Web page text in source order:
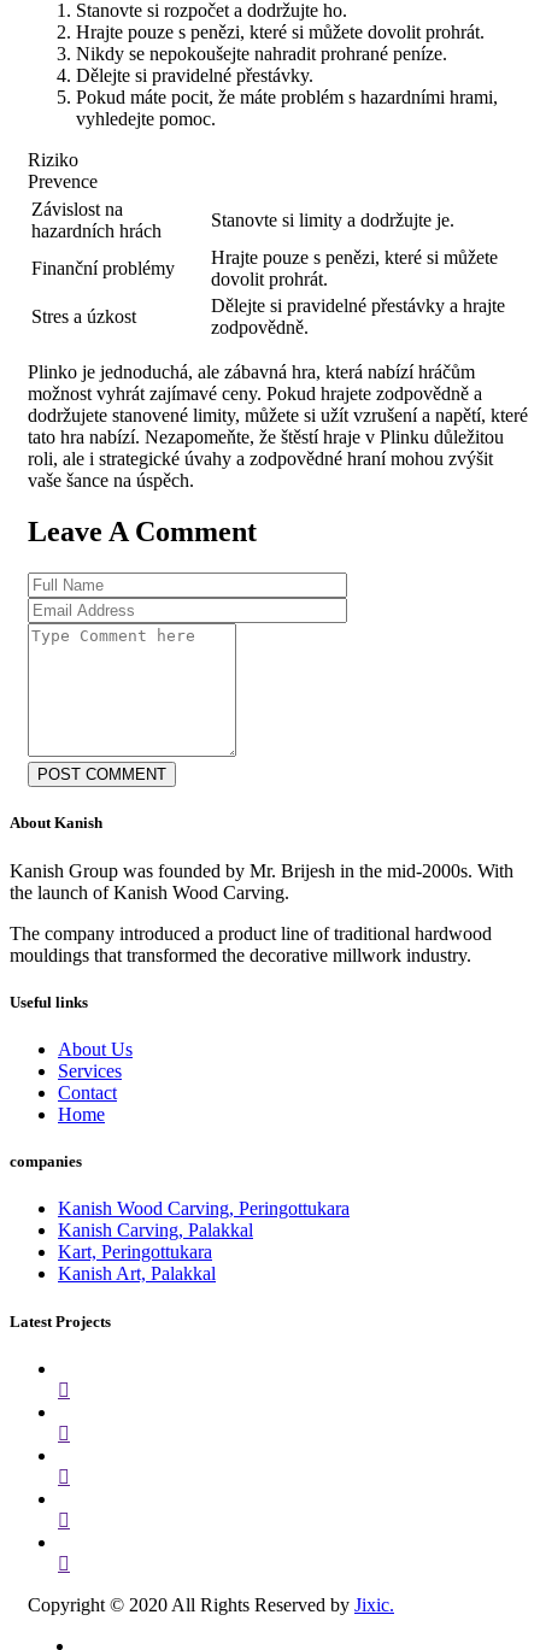
Stanovte si rozpočet a dodržujte ho.
Hrajte pouze s penězi, které si můžete dovolit prohrát.
Nikdy se nepokoušejte nahradit prohrané peníze.
Dělejte si pravidelné přestávky.
Pokud máte pocit, že máte problém s hazardními hrami,
vyhledejte pomoc.
Riziko
Prevence
Závislost na
hazardních hrách
Stanovte si limity a dodržujte je.
Finanční problémy
Hrajte pouze s penězi, které si můžete
dovolit prohrát.
Stres a úzkost
Dělejte si pravidelné přestávky a hrajte
zodpovědně.
Plinko je jednoduchá, ale zábavná hra, která nabízí hráčům
možnost vyhrát zajímavé ceny. Pokud hrajete zodpovědně a
dodržujete stanovené limity, můžete si užít vzrušení a napětí, které
tato hra nabízí. Nezapomeňte, že štěstí hraje v Plinku důležitou
roli, ale i strategické úvahy a zodpovědné hraní mohou zvýšit
vaše šance na úspěch.
Leave A Comment
POST COMMENT
About Kanish
Kanish Group was founded by Mr. Brijesh in the mid-2000s. With
the launch of Kanish Wood Carving.
The company introduced a product line of traditional hardwood
mouldings that transformed the decorative millwork industry.
Useful links
About Us
Services
Contact
Home
companies
Kanish Wood Carving, Peringottukara
Kanish Carving, Palakkal
Kart, Peringottukara
Kanish Art, Palakkal
Latest Projects
Copyright © 2020 All Rights Reserved by Jixic.